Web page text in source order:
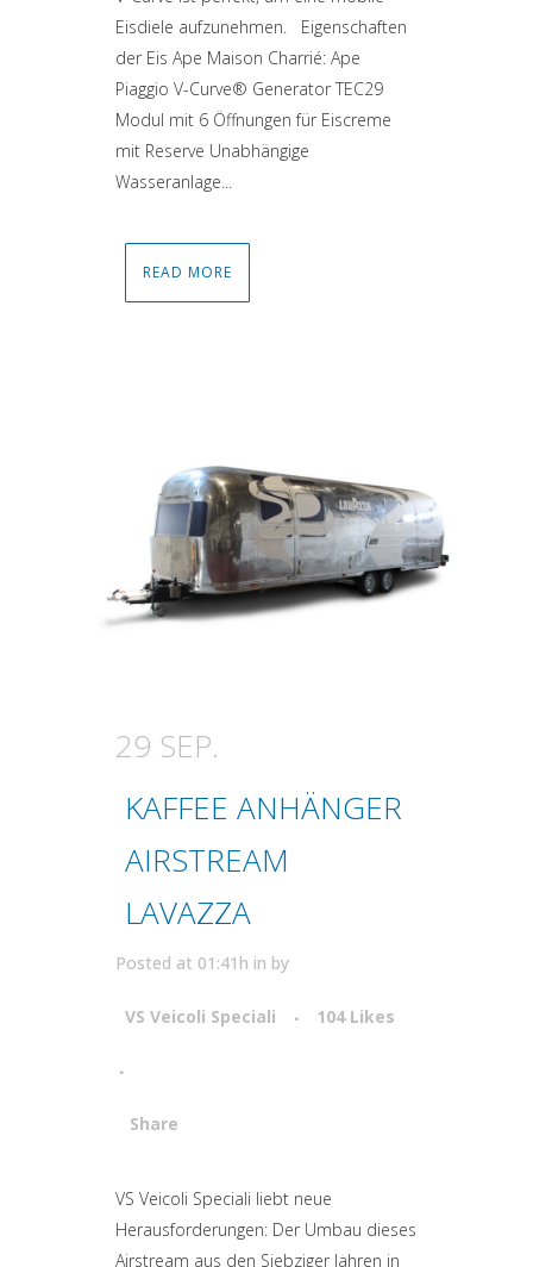
Eisdiele aufzunehmen. Eigenschaften
der Eis Ape Maison Charrié: Ape
Piaggio V-Curve® Generator TEC29
Modul mit 6 Öffnungen für Eiscreme
mit Reserve Unabhängige
Wasseranlage...
READ MORE
29 SEP.
KAFFEE ANHÄNGER
AIRSTREAM
LAVAZZA
Posted at 01:41h in by
VS Veicoli Speciali 104 Likes
Share
Attiva comando
VS Veicoli Speciali liebt neue
Herausforderungen: Der Umbau dieses
Airstream aus den Siebziger Jahren in